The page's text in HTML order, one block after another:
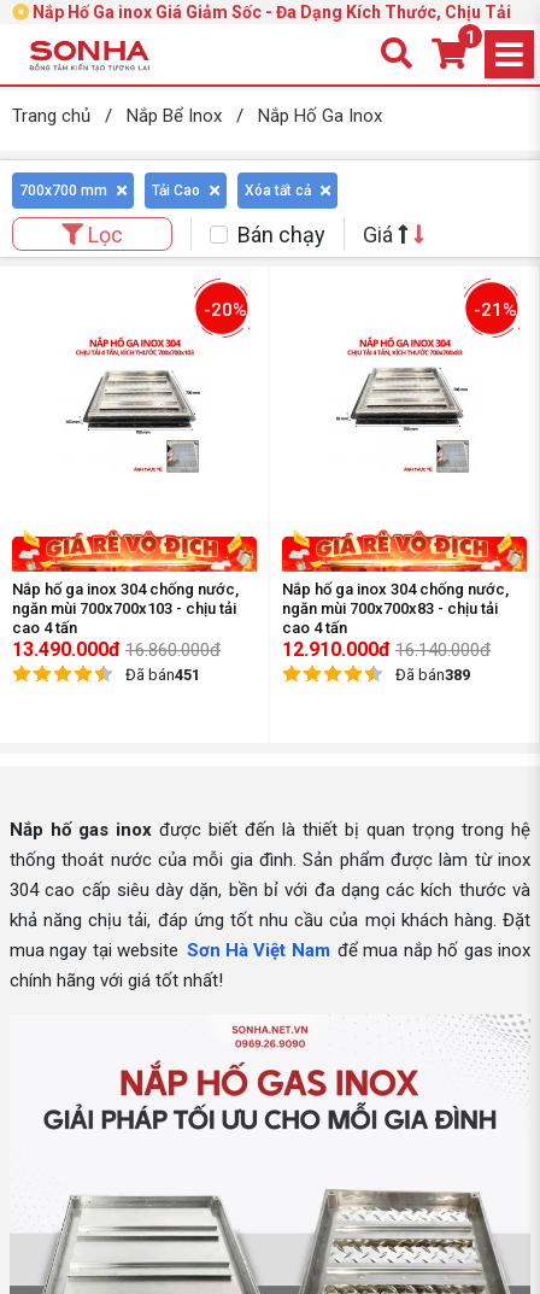
Nắp Hố Ga inox Giá Giảm Sốc - Đa Dạng Kích Thước, Chịu Tải
1
Trang chủ / Nắp Bể Inox / Nắp Hố Ga Inox
700x700 mm Tải Cao Xóa tất cả
Lọc Bán chạy Giá
-20%
Nắp hố ga inox 304 chống nước,
ngăn mùi 700x700x103 - chịu tải
cao 4 tấn
13.490.000đ 16.860.000đ
Đã bán451
-21%
Nắp hố ga inox 304 chống nước,
ngăn mùi 700x700x83 - chịu tải
cao 4 tấn
12.910.000đ 16.140.000đ
Đã bán389
Nắp hố gas inox được biết đến là thiết bị quan trọng trong hệ
thống thoát nước của mỗi gia đình. Sản phẩm được làm từ inox
304 cao cấp siêu dày dặn, bền bỉ với đa dạng các kích thước và
khả năng chịu tải, đáp ứng tốt nhu cầu của mọi khách hàng. Đặt
mua ngay tại website Sơn Hà Việt Nam để mua nắp hố gas inox
chính hãng với giá tốt nhất!